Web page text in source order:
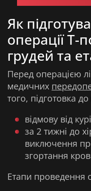
Як
операції Т-
грудей та
Перед операцією
медичних
того, підготовка
відмову від
за 2 тижні до
виключення
згортання
Етапи проведення